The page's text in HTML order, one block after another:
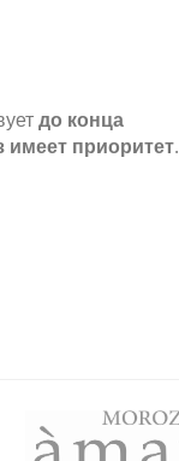
до конца
имеет приоритет.